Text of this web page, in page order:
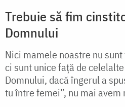
Trebuie să fim
Domnului
Nici mamele noastre nu
ci sunt unice față de
Domnului, dacă îngerul a
tu între femei”, nu mai avem